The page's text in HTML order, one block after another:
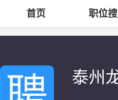
首页 职位
泰州